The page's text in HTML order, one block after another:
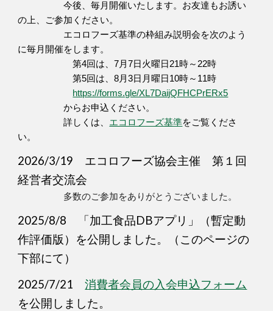
今後、毎月開催いたします。お友達もお誘い
の上、ご参加ください。
エコロフーズ基準の枠組み説明会を次のよう
に毎月開催をします。
第4回は、7月7日火曜日21時～22時
第5回は、8月3日月曜日10時～11時
https://forms.gle/XL7DaijQFHCPrERx5
からお申込ください。
詳しくは、 エコロフーズ基準をご覧くださ
い。
2026/3/19 エコロフーズ協会主催 第１回
経営者交流会
多数のご参加をありがとうございました。
2025/8/8 「加工食品DBアプリ」（暫定動
作評価版）を公開しました。（このページの
下部にて）
2025/7/21消費者会員の入会申込フォーム
を公開しました。